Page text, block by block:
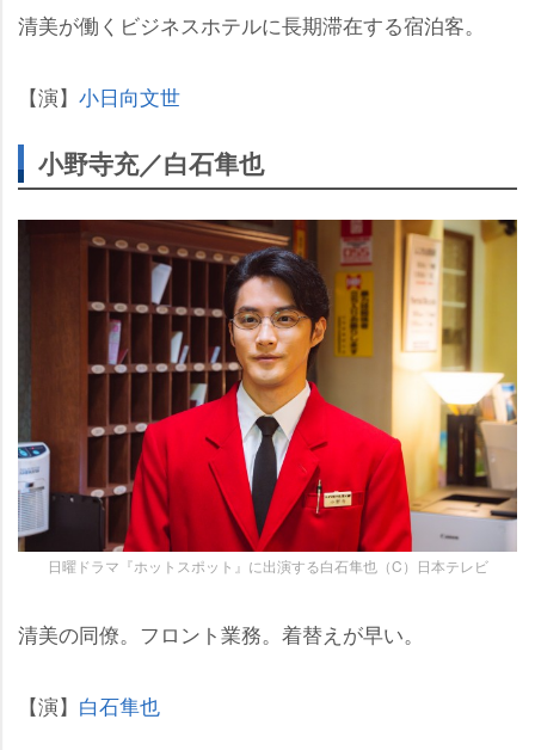
清美が働くビジネスホテルに長期滞在する宿泊客。
【演】 小日向文世
小野寺充／白石隼也
日曜ドラマ『ホットスポット』に出演する白石隼也（C）日本テレビ
清美の同僚。フロント業務。着替えが早い。
【演】 白石隼也